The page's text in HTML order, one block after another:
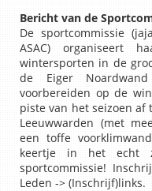
Bericht van de
De sportcommissie
ASAC) organiseert
wintersporten in de
de Eiger
voorbereiden op de
piste van het seizoen af
Leeuwwarden (met
een toffe
keertje in het echt
sportcommissie!
Leden -> (Inschrijf)links.